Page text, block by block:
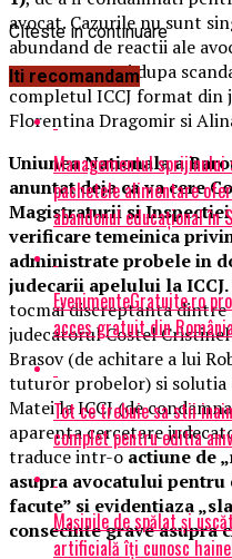
avocat. Cazurile nu sunt
abundand de reactii ale
care cer masuri dupa
completul ICCJ format
Florentina Dragomir si
Uniunea Nationala a
anuntat deja ca va cere
Magistraturii si Inspectiei
verificare temeinica
administrate probele in
judecarii apelului la ICCJ.
tocmai discreptanta
judecatorul Costel
Brasov (de achitare a lui
tuturor probelor) si solutia
Matei la ICCJ (de
aparenta cercetare
traduce intr-o actiune de
asupra avocatului
facute” si evidentiaza
consecinte grave
Citeste in continuare
Iti recomandam
Managementul sprijinului
pachetele alimentare
abandonul educațional în
EvenimenteGratuite.ro
acces gratuit din România
Tot ce trebuie sa stii
complet pentru editia
Mașinile de spălat și
artificială îți cunosc